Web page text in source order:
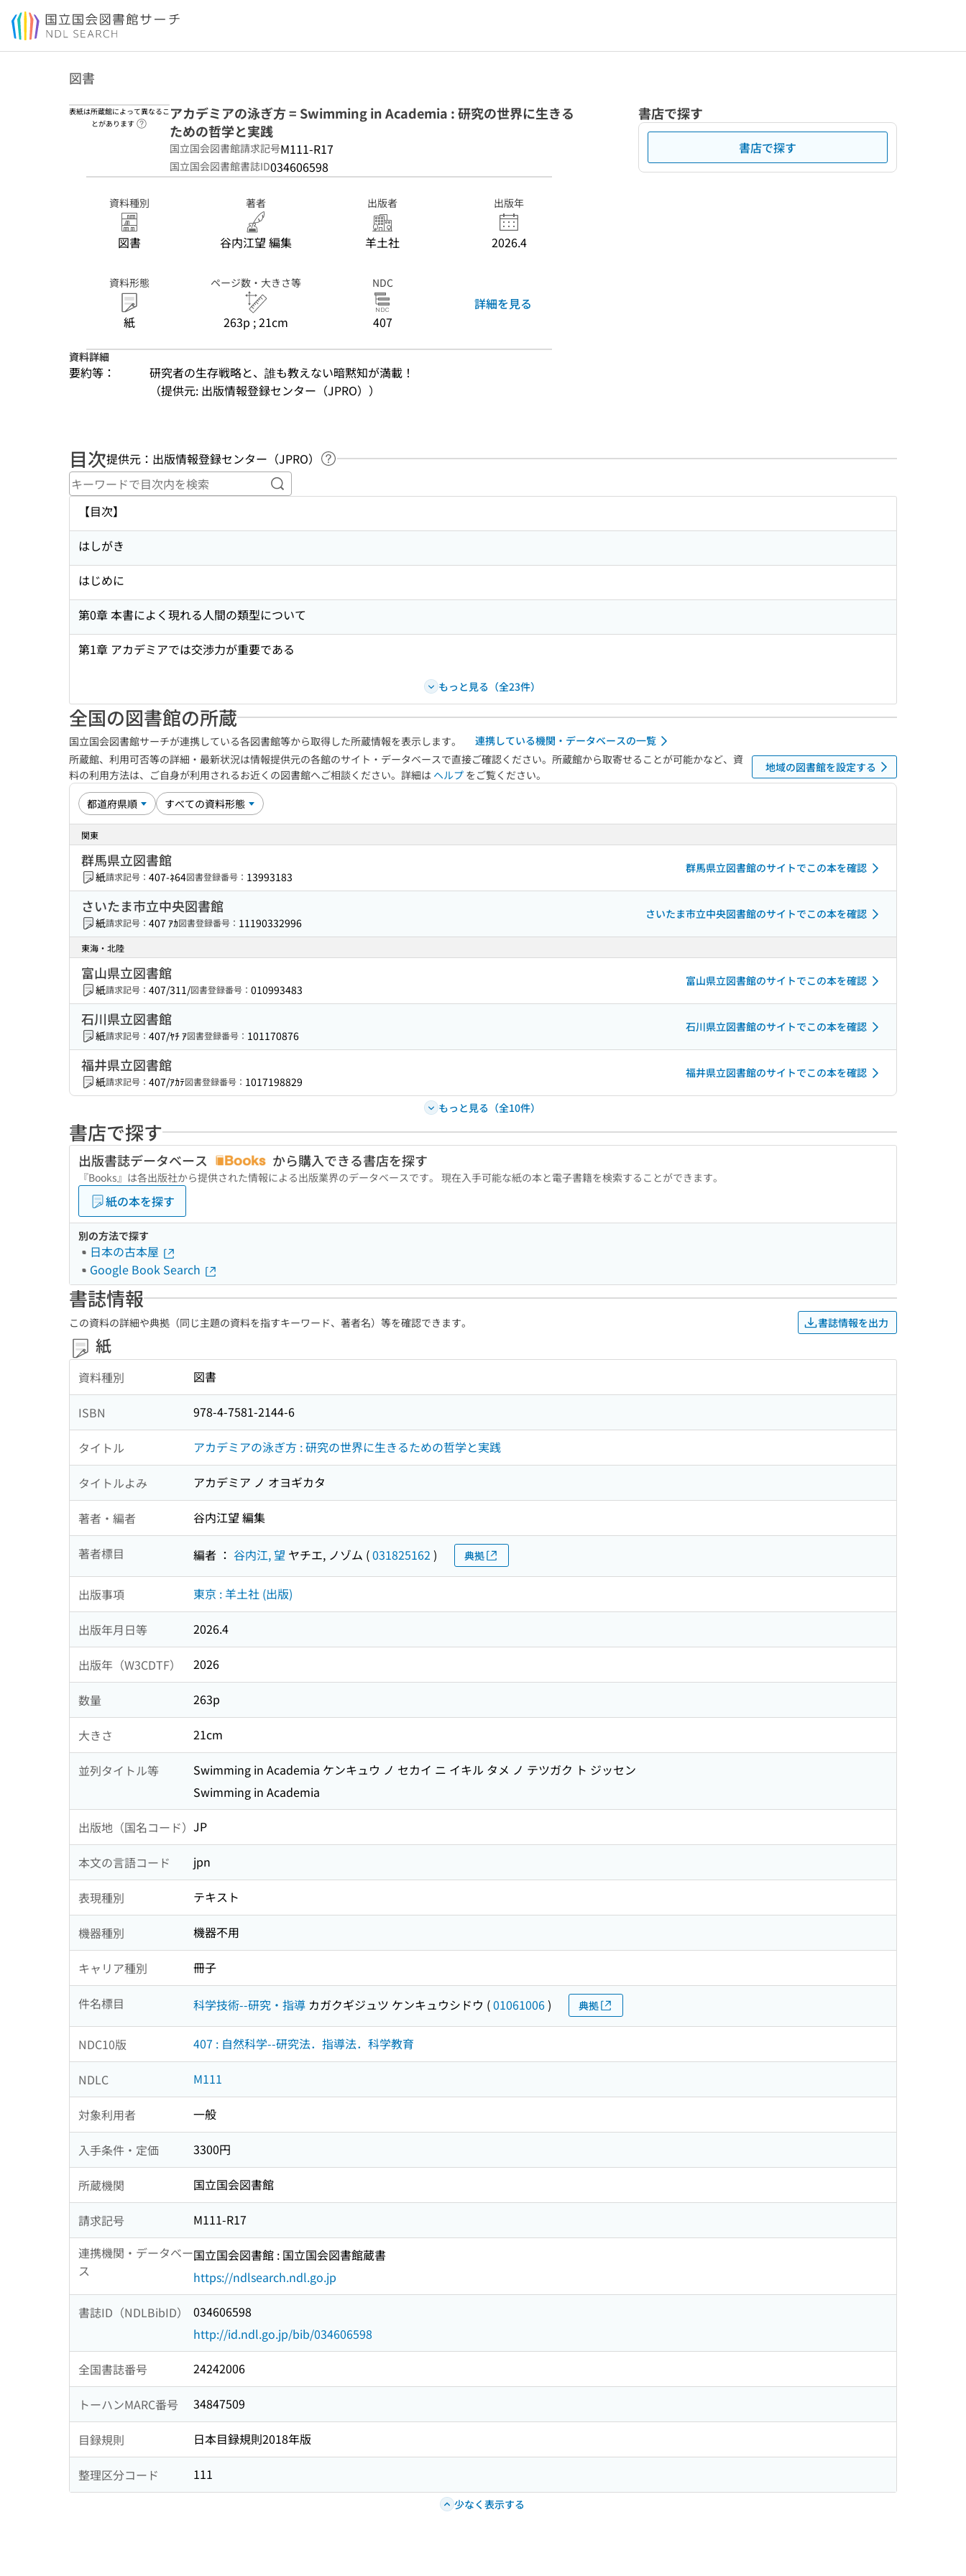
本文へ移動
図書
表紙は所蔵館によって異なるこ
とがあります
ヘルプページへのリンク
アカデミアの泳ぎ方 = Swimming in Academia : 研究の世界に生きる
ための哲学と実践
国立国会図書館請求記号M111-R17
国立国会図書館書誌ID034606598
資料種別
図書
著者
谷内江望 編集
出版者
羊土社
出版年
2026.4
資料形態
紙
ページ数・大きさ等
263p ; 21cm
NDC
407
詳細を見る
資料詳細
要約等：
研究者の生存戦略と、誰も教えない暗黙知が満載！
（提供元: 出版情報登録センター（JPRO））
書店で探す
書店で探す
目次提供元：出版情報登録センター（JPRO）
ヘルプページへのリンク
キーワードで目次内を検索
【目次】
はしがき
はじめに
第0章 本書によく現れる人間の類型について
第1章 アカデミアでは交渉力が重要である
もっと見る（全23件）
全国の図書館の所蔵
国立国会図書館サーチが連携している各図書館等から取得した所蔵情報を表示します。
連携している機関・データベースの一覧
所蔵館、利用可否等の詳細・最新状況は情報提供元の各館のサイト・データベースで直接ご確認ください。所蔵館から取寄せることが可能かなど、資
料の利用方法は、ご自身が利用されるお近くの図書館へご相談ください。詳細は ヘルプ をご覧ください。
地域の図書館を設定する
関東
群馬県立図書館
紙請求記号： 407-ﾈ64図書登録番号： 13993183
群馬県立図書館のサイトでこの本を確認
さいたま市立中央図書館
紙請求記号： 407 ｱｶ図書登録番号： 11190332996
さいたま市立中央図書館のサイトでこの本を確認
東海・北陸
富山県立図書館
紙請求記号： 407/311/図書登録番号： 010993483
富山県立図書館のサイトでこの本を確認
石川県立図書館
紙請求記号： 407/ﾔﾁ ｱ図書登録番号： 101170876
石川県立図書館のサイトでこの本を確認
福井県立図書館
紙請求記号： 407/ｱｶﾃ図書登録番号： 1017198829
福井県立図書館のサイトでこの本を確認
もっと見る（全10件）
書店で探す
出版書誌データベース から購入できる書店を探す
『Books』は各出版社から提供された情報による出版業界のデータベースです。 現在入手可能な紙の本と電子書籍を検索することができます。
紙の本を探す
別の方法で探す
日本の古本屋
Google Book Search
書誌情報
この資料の詳細や典拠（同じ主題の資料を指すキーワード、著者名）等を確認できます。 書誌情報を出力
紙
資料種別 図書
ISBN 978-4-7581-2144-6
タイトル アカデミアの泳ぎ方 : 研究の世界に生きるための哲学と実践
タイトルよみ アカデミア ノ オヨギカタ
著者・編者 谷内江望 編集
著者標目 編者 ： 谷内江, 望 ヤチエ, ノゾム (031825162 ) 典拠
出版事項 東京 : 羊土社 (出版)
出版年月日等 2026.4
出版年（W3CDTF） 2026
数量 263p
大きさ 21cm
並列タイトル等
Swimming in Academia ケンキュウ ノ セカイ ニ イキル タメ ノ テツガク ト ジッセン
Swimming in Academia
出版地（国名コード） JP
本文の言語コード jpn
表現種別 テキスト
機器種別 機器不用
キャリア種別 冊子
件名標目 科学技術--研究・指導 カガクギジュツ ケンキュウシドウ (01061006) 典拠
NDC10版 407 : 自然科学--研究法．指導法．科学教育
NDLC M111
対象利用者 一般
入手条件・定価 3300円
所蔵機関 国立国会図書館
請求記号
M111-R17
連携機関・データベー
ス
国立国会図書館 : 国立国会図書館蔵書
https://ndlsearch.ndl.go.jp
書誌ID（NDLBibID）
034606598
http://id.ndl.go.jp/bib/034606598
全国書誌番号 24242006
トーハンMARC番号 34847509
目録規則 日本目録規則2018年版
整理区分コード 111
少なく表示する